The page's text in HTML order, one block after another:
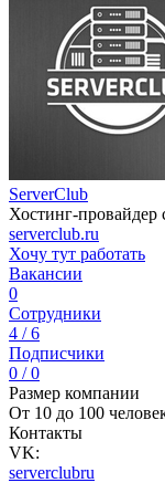
ServerClub
Хостинг-
serverclub.ru
Хочу тут работать
Вакансии
0
Сотрудники
4 / 6
Подписчики
0 / 0
Размер компании
От 10 до 100
Контакты
VK:
serverclubru